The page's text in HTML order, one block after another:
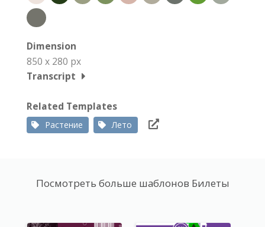
Dimension
850 x 280 px
Transcript
Related Templates
Растение Лето
Посмотреть больше шаблонов Билеты